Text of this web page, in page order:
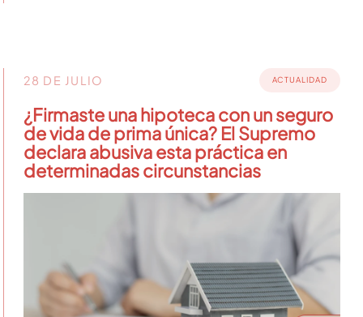
28 DE JULIO ACTUALIDAD
¿Firmaste una hipoteca con un seguro
de vida de prima única? El Supremo
declara abusiva esta práctica en
determinadas circunstancias